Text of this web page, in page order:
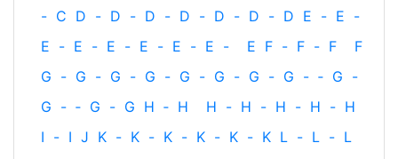
- C D - D - D - D - D - D - D E - E -
E - E - E - E - E - E - E F - F - F
F
G - G - G - G - G - G - G - G - ‐ G -
G - ‐ G - G H ‐ H H - H - H - H - H
I - I J K - K - K - K - K - K L - L - L